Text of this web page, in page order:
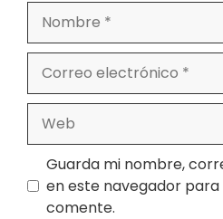
electrónico
Guarda mi nombre,
en este navegador
comente.